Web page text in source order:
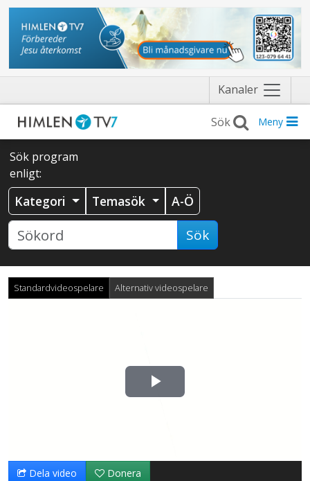
Kanaler Näytä
valikko
Meny
Sök program
enligt:
Kategori Temasök A-Ö
Sök
Standardvideospelare Alternativ videospelare
Spela
video
Dela video Donera